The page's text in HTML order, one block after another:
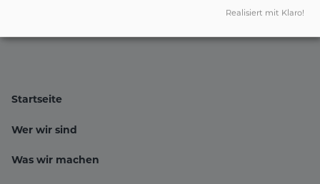
Startseite
Wer wir sind
Was wir machen
Realisiert mit Klaro!